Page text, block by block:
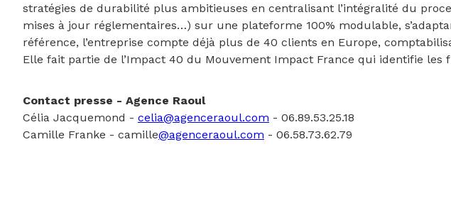
stratégies de durabilité plus ambitieuses en centralisant l’intégralité du
mises à jour réglementaires…) sur une plateforme 100% modulable,
référence, l’entreprise compte déjà plus de 40 clients en Europe,
Elle fait partie de l’Impact 40 du Mouvement Impact France qui identifie
Contact presse - Agence Raoul
Célia Jacquemond - celia@agenceraoul.com - 06.89.53.25.18
Camille Franke - camille@agenceraoul.com - 06.58.73.62.79